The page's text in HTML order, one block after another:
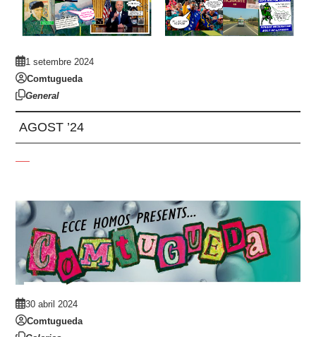
1 setembre 2024
Comtugueda
General
AGOST ’24
30 abril 2024
Comtugueda